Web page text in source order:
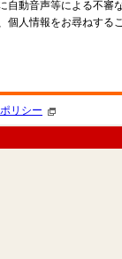
自動音声等による不審
個人情報をお尋ねする
リシー